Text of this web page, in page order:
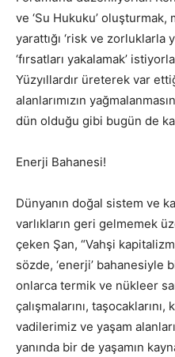
ve ‘Su Hukuku’
yarattığı ‘risk ve zorluklarla
‘fırsatları yakalamak’
Yüzyıllardır üreterek var
alanlarımızın
dün olduğu gibi bugün de
Enerji Bahanesi!
Dünyanın doğal sistem ve
varlıkların geri gelmemek
çeken Şan, “Vahşi
sözde, ‘enerji’ bahanesiyle
onlarca termik ve nükleer
çalışmalarını,
vadilerimiz ve yaşam
yanında bir de yaşamın